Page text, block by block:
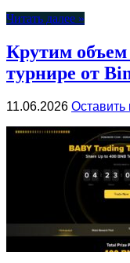
Читать далее »
Крутим объем
турнире от
11.06.2026 Оставить